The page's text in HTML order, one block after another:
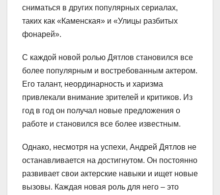
сниматься в других популярных сериалах,
таких как «Каменская» и «Улицы разбитых
фонарей».
С каждой новой ролью Дятлов становился все
более популярным и востребованным актером.
Его талант, неординарность и харизма
привлекали внимание зрителей и критиков. Из
год в год он получал новые предложения о
работе и становился все более известным.
Однако, несмотря на успехи, Андрей Дятлов не
останавливается на достигнутом. Он постоянно
развивает свои актерские навыки и ищет новые
вызовы. Каждая новая роль для него – это